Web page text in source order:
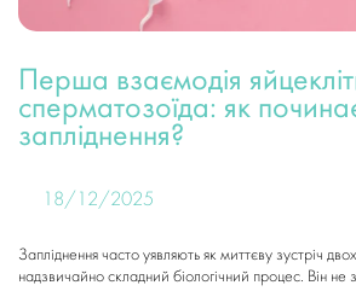
Перша взаємодія
сперматозоїда: як
запліднення?
18/12/2025
Запліднення часто уявляють як миттєву зустріч
надзвичайно складний біологічний процес. Він не